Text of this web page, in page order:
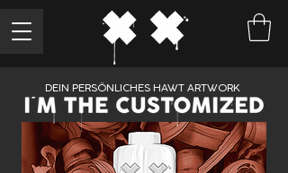
DEIN PERSÖNLICHES HAWT ARTWORK